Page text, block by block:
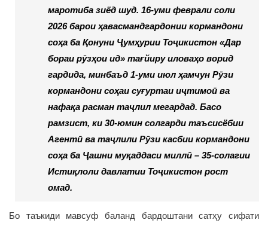
маротиба зиёд шуд. 16-уми феврали соли
2026 барои ҳавасмандгардонии кормандони
соҳа ба Қонуни Ҷумҳурии Тоҷикистон «Дар
бораи рӯзҳои ид» тағйиру иловаҳо ворид
гардида, минбаъд 1-уми июл ҳамчун Рӯзи
кормандони соҳаи суғуртаи иҷтимоӣ ва
нафақа расман таҷлил мегардад. Басо
рамзист, ки 30-юмин солгарди таъсисёбии
Агентӣ ва таҷлили Рӯзи касбии кормандони
соҳа ба Ҷашни муқаддаси миллӣ – 35-солагии
Истиқлоли давлатии Тоҷикистон рост
омад.
Бо таъкиди мавсуф баланд бардоштани сатҳу сифати